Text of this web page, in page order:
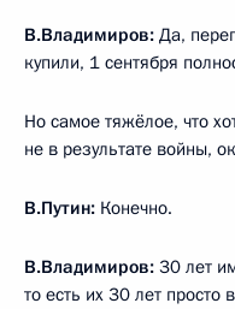
В.Владимиров: Да,
купили, 1 сентября
Но самое тяжёлое, что
не в результате войны,
В.Путин: Конечно.
В.Владимиров: 30 лет
то есть их 30 лет просто